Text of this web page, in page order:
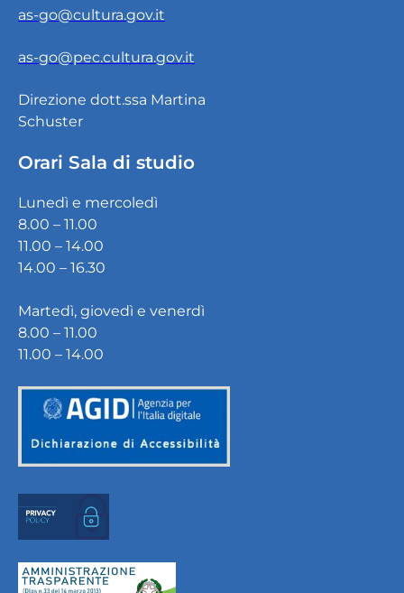
as-go@cultura.gov.it
as-go@pec.cultura.gov.it
Direzione dott.ssa Martina
Schuster
Orari Sala di studio
Lunedì e mercoledì
8.00 – 11.00
11.00 – 14.00
14.00 – 16.30
Martedì, giovedì e venerdì
8.00 – 11.00
11.00 – 14.00